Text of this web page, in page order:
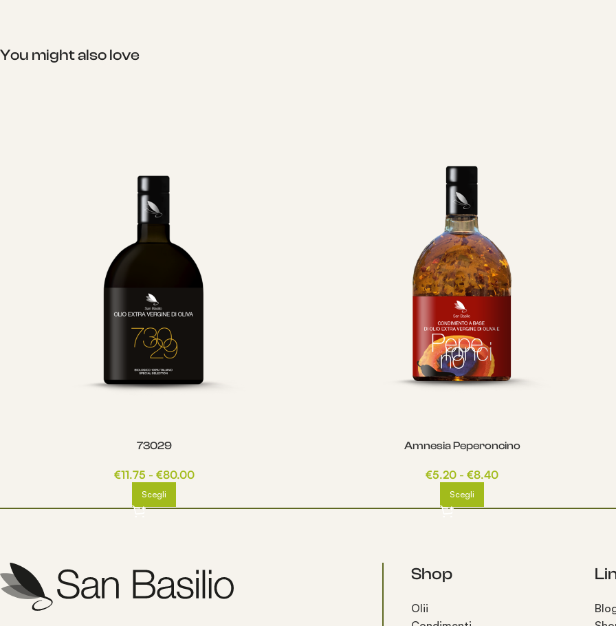
You might also love
73029
€11.75 - €80.00
Scegli
Amnesia Peperoncino
€5.20 - €8.40
Scegli
Shop
Olii